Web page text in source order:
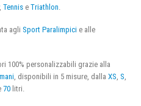
Tennis e Triathlon
agli Sport Paralimpici e alle
100% personalizzabili grazie alla
, disponibili in 5 misure, dalla XS, S,
70 litri.